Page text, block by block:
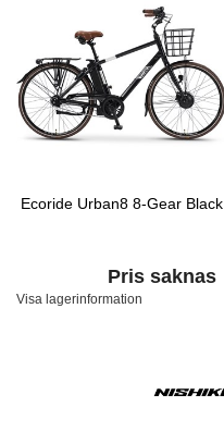
Ecoride Urban8 8-Gear Black
Pris saknas
Visa lagerinformation